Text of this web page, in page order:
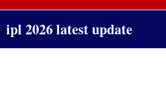
ipl 2026 latest update